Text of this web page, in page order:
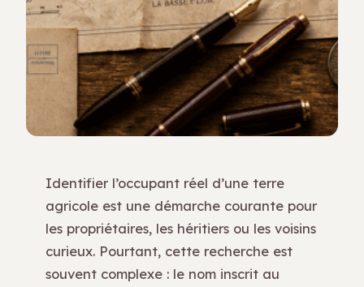
Identifier l’occupant réel d’une terre
agricole est une démarche courante pour
les propriétaires, les héritiers ou les voisins
curieux. Pourtant, cette recherche est
souvent complexe : le nom inscrit au